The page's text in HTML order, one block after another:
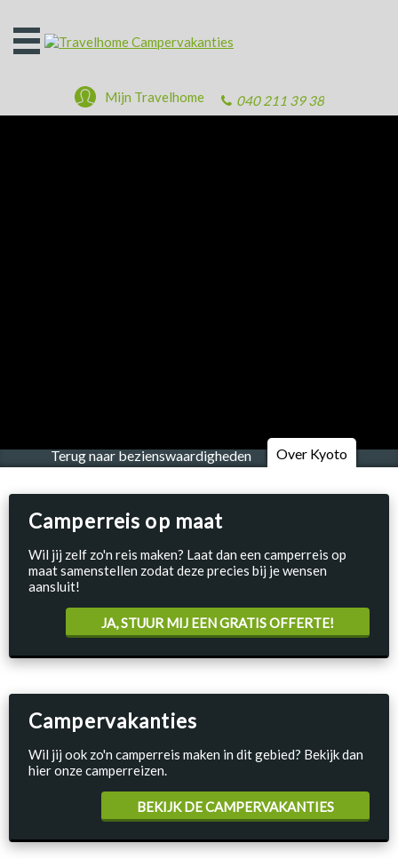
Open
het
040 211 39 38
Mijn Travelhome
Terug naar bezienswaardigheden Over Kyoto
Camperreis op maat
Wil jij zelf zo'n reis maken? Laat dan een camperreis op
maat samenstellen zodat deze precies bij je wensen
aansluit!
JA, STUUR MIJ EEN GRATIS OFFERTE!
Campervakanties
Wil jij ook zo'n camperreis maken in dit gebied? Bekijk dan
hier onze camperreizen.
BEKIJK DE CAMPERVAKANTIES